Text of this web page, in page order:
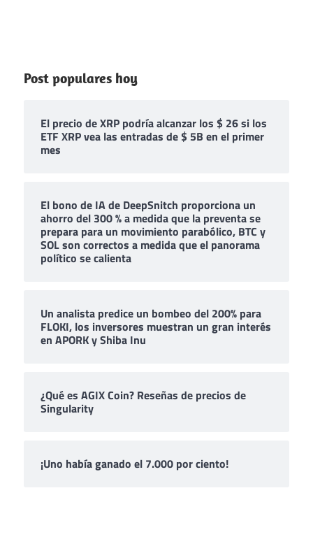
Post populares hoy
El precio de XRP podría alcanzar los $ 26 si los
ETF XRP vea las entradas de $ 5B en el primer
mes
El bono de IA de DeepSnitch proporciona un
ahorro del 300 % a medida que la preventa se
prepara para un movimiento parabólico, BTC y
SOL son correctos a medida que el panorama
político se calienta
Un analista predice un bombeo del 200% para
FLOKI, los inversores muestran un gran interés
en APORK y Shiba Inu
¿Qué es AGIX Coin? Reseñas de precios de
Singularity
¡Uno había ganado el 7.000 por ciento!